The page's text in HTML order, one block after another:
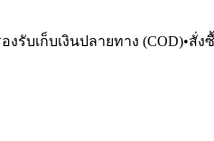
องรับเก็บเงินปลายทาง (COD)•สั่ง